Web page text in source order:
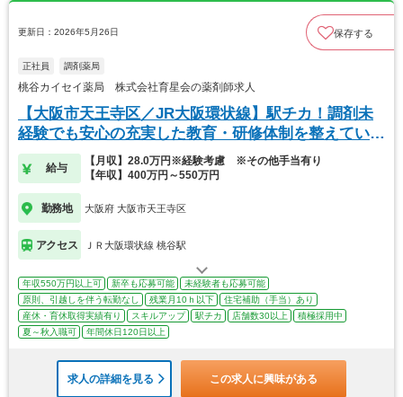
更新日：2026年5月26日 保存する
正社員 調剤薬局
桃谷カイセイ薬局 株式会社育星会の薬剤師求人
【大阪市天王寺区／JR大阪環状線】駅チカ！調剤未
経験でも安心の充実した教育・研修体制を整えていま
す。
給与
【月収】28.0万円※経験考慮 ※その他手当有り
【年収】400万円～550万円
勤務地 大阪府 大阪市天王寺区
アクセス ＪＲ大阪環状線 桃谷駅
年収550万円以上可 新卒も応募可能
未経験者も応募可能
原則、引越しを伴う転勤なし
残業月10ｈ以下
住宅補助（手当）あり
産休・育休取得実績有り
スキルアップ 駅チカ 店舗数30以上
積極採用中
夏～秋入職可
年間休日120日以上
求人の詳細を見る この求人に興味がある